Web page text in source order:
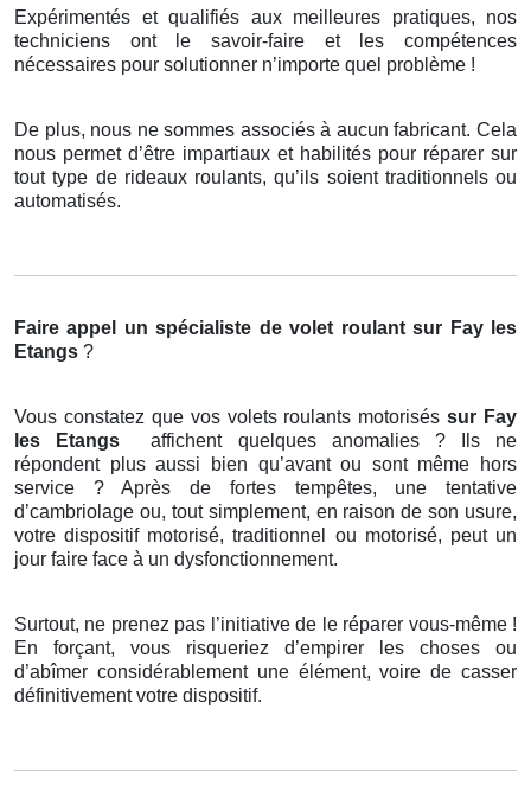
Expérimentés et qualifiés aux meilleures pratiques, nos
techniciens ont le savoir-faire et les compétences
nécessaires pour solutionner n’importe quel problème !
De plus, nous ne sommes associés à aucun fabricant. Cela
nous permet d’être impartiaux et habilités pour réparer sur
tout type de rideaux roulants, qu’ils soient traditionnels ou
automatisés.
Faire appel un spécialiste de volet roulant sur Fay les
Etangs ?
Vous constatez que vos volets roulants motoriséssur Fay
les Etangs
affichent quelques anomalies ? Ils ne
répondent plus aussi bien qu’avant ou sont même hors
service ? Après de fortes tempêtes, une tentative
d’cambriolage ou, tout simplement, en raison de son usure,
votre dispositif motorisé, traditionnel ou motorisé, peut un
jour faire face à un dysfonctionnement.
Surtout, ne prenez pas l’initiative de le réparer vous-même !
En forçant, vous risqueriez d’empirer les choses ou
d’abîmer considérablement une élément, voire de casser
définitivement votre dispositif.